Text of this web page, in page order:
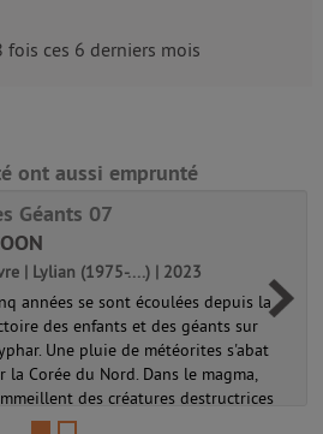
ces 6 derniers mois
ont aussi emprunté
Géants 07
| Lylian (1975-....) | 2023
années se sont écoulées depuis la
des enfants et des géants sur
Une pluie de météorites s'abat
la Corée du Nord. Dans le magma,
des créatures destructrices
menacent l'équilibre du monde. ...